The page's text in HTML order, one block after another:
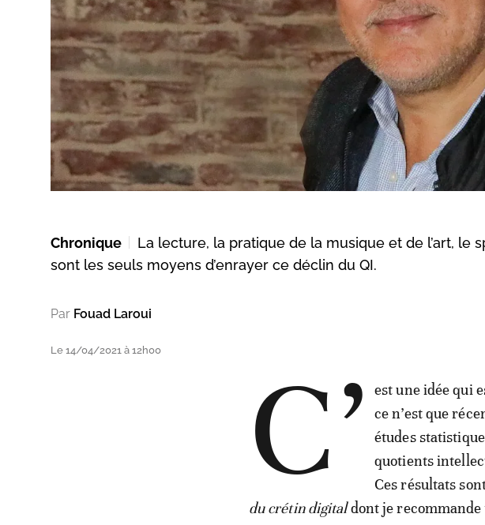
Chronique
La lecture, la pratique de la musique et de l’art, le
sont les seuls moyens d’enrayer ce déclin du QI.
Par Fouad Laroui
Le 14/04/2021 à 12h00 C’
est une idée qui
ce n’est que
études
quotients
Ces résultats
du crétin digitaldont je